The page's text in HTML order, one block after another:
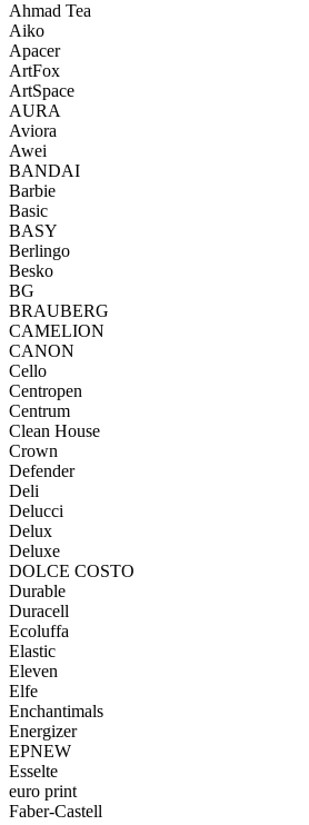
Ahmad Tea
Aiko
Apacer
ArtFox
ArtSpace
AURA
Aviora
Awei
BANDAI
Barbie
Basic
BASY
Berlingo
Besko
BG
BRAUBERG
CAMELION
CANON
Cello
Centropen
Centrum
Clean House
Crown
Defender
Deli
Delucci
Delux
Deluxe
DOLCE COSTO
Durable
Duracell
Ecoluffa
Elastic
Eleven
Elfe
Enchantimals
Energizer
EPNEW
Esselte
euro print
Faber-Castell